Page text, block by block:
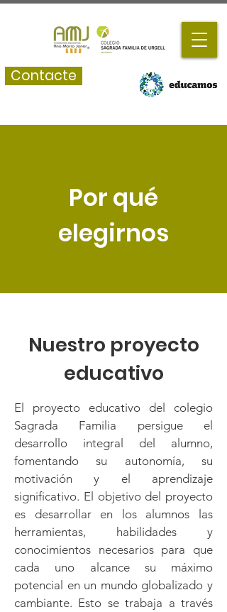
Contacte
Por qué
elegirnos
Nuestro proyecto
educativo
El proyecto educativo del colegio
Sagrada Familia persigue el
desarrollo integral del alumno,
fomentando su autonomía, su
motivación y el aprendizaje
significativo. El objetivo del proyecto
es desarrollar en los alumnos las
herramientas, habilidades y
conocimientos necesarios para que
cada uno alcance su máximo
potencial en un mundo globalizado y
cambiante. Esto se trabaja a través